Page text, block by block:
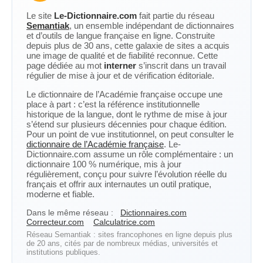
Le site Le-Dictionnaire.com fait partie du réseau
Semantiak, un ensemble indépendant de dictionnaires
et d’outils de langue française en ligne. Construite
depuis plus de 30 ans, cette galaxie de sites a acquis
une image de qualité et de fiabilité reconnue. Cette
page dédiée au mot interner s’inscrit dans un travail
régulier de mise à jour et de vérification éditoriale.
Le dictionnaire de l’Académie française occupe une
place à part : c’est la référence institutionnelle
historique de la langue, dont le rythme de mise à jour
s’étend sur plusieurs décennies pour chaque édition.
Pour un point de vue institutionnel, on peut consulter le
dictionnaire de l’Académie française. Le-
Dictionnaire.com assume un rôle complémentaire : un
dictionnaire 100 % numérique, mis à jour
régulièrement, conçu pour suivre l’évolution réelle du
français et offrir aux internautes un outil pratique,
moderne et fiable.
Dans le même réseau :
Dictionnaires.com
Correcteur.com
Calculatrice.com
Réseau Semantiak : sites francophones en ligne depuis plus
de 20 ans, cités par de nombreux médias, universités et
institutions publiques.